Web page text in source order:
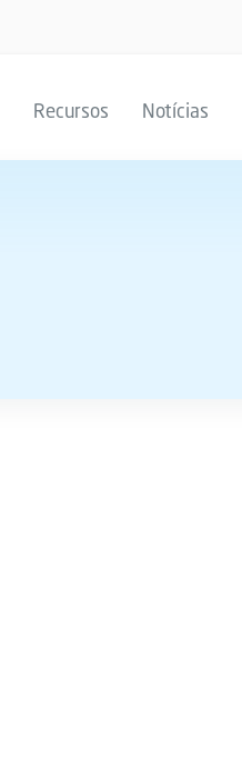
Recursos Notícias